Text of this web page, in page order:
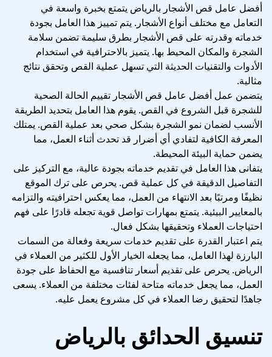
أفضل عامل قص الأشجار بالرياض يتمتع بخبرة واسعة في
التعامل مع مختلف أنواع الأشجار. يتم تمييز هذا العامل بجودة
خدماته وقدرته على قص الأشجار بطرق سليمة تضمن سلامة
الشجرة والمكان المحيط بها. يتميز بالاحترافية في استخدام
الأدوات والتقنيات الحديثة التي تسهل عملية القص وتحقق نتائج
مثالية.
يتضمن عمل أفضل عامل قص الأشجار تقييم الحالة الصحية
للشجرة قبل الشروع في القص. يقوم هذا العامل بتحديد الطريقة
الأنسب لضمان نمو الشجرة بشكل صحي بعد عملية القص. يمتلك
المعرفة الكافية لتفادي أي أضرار قد تحدث أثناء العمل، مما
يضمن حماية البيئة المحيطة.
يتفانى هذا العامل في تقديم خدماته بجودة عالية، مع التركيز على
التفاصيل الدقيقة في كل عملية قص. يحرص على ترك الموقع
نظيفًا ومرتبًا بعد الانتهاء من العمل، مما يعكس احترافيته والتزامه
بالمعايير البيئية. يتمتع بمهارات تواصل قوية تجعله قادرًا على فهم
احتياجات العملاء وتحقيقها بشكل فعال.
يتم اعتبار القدرة على تقديم خدمات سريعة وفعالة من السمات
البارزة لهذا العامل، مما يجعله الخيار الأول للكثير من العملاء في
الرياض. يحرص على تقديم أسعار تنافسية مع الحفاظ على جودة
العمل، مما يجعل خدماته متاحة لفئات مختلفة من العملاء. يسعى
جاهدًا لتحقيق رضا العملاء في كل مشروع يعمل عليه.
تنسيق الحدائق بالرياض